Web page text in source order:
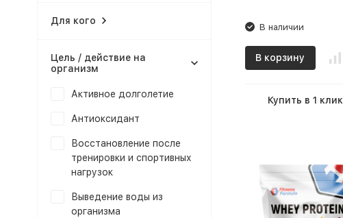
В наличии
В корзину
Купить в 1 клик
Для кого
Цель / действие на
организм
Активное долголетие
Антиоксидант
Восстановление после
тренировки и спортивных
нагрузок
Выведение воды из
организма